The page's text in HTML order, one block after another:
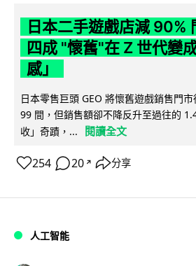
日本二手遊戲店減 90%
四成 "懷舊"在 Z 世代變
感」
日本零售巨頭 GEO 將懷舊遊戲銷售門
99 間，但銷售額卻不降反升至過往的
收」奇蹟，...
閱讀全文
254 20 ↗ 分享
人工智能